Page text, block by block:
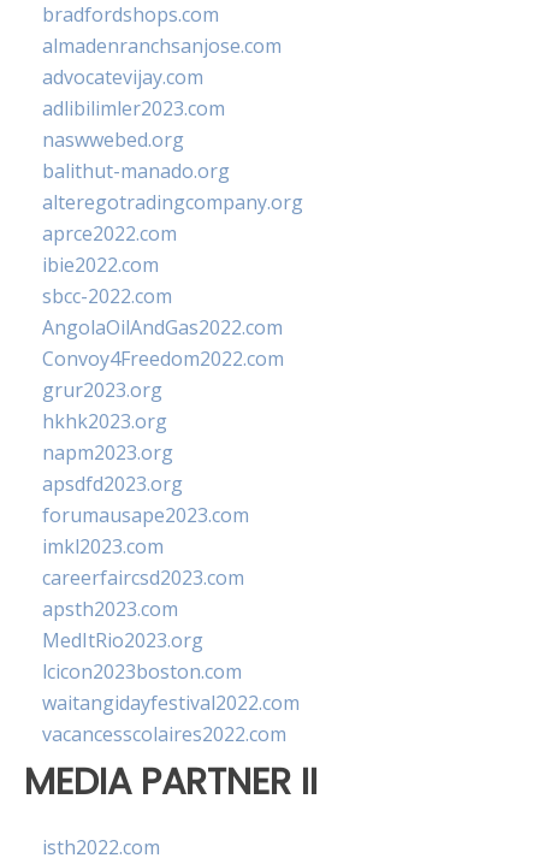
bradfordshops.com
almadenranchsanjose.com
advocatevijay.com
adlibilimler2023.com
naswwebed.org
balithut-manado.org
alteregotradingcompany.org
aprce2022.com
ibie2022.com
sbcc-2022.com
AngolaOilAndGas2022.com
Convoy4Freedom2022.com
grur2023.org
hkhk2023.org
napm2023.org
apsdfd2023.org
forumausape2023.com
imkl2023.com
careerfaircsd2023.com
apsth2023.com
MedItRio2023.org
lcicon2023boston.com
waitangidayfestival2022.com
vacancesscolaires2022.com
MEDIA PARTNER II
isth2022.com